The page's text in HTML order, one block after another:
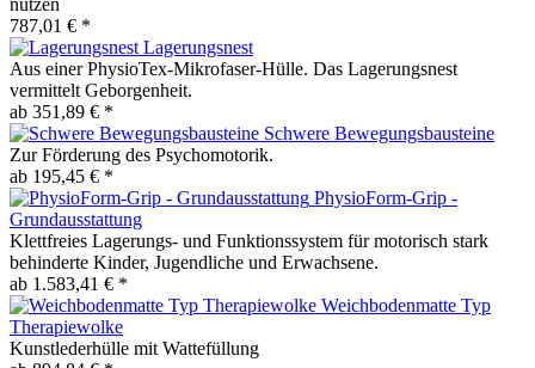
nutzen
787,01 € *
Lagerungsnest
Aus einer PhysioTex-Mikrofaser-Hülle. Das Lagerungsnest
vermittelt Geborgenheit.
ab 351,89 € *
Schwere Bewegungsbausteine
Zur Förderung des Psychomotorik.
ab 195,45 € *
PhysioForm-Grip -
Grundausstattung
Klettfreies Lagerungs- und Funktionssystem für motorisch stark
behinderte Kinder, Jugendliche und Erwachsene.
ab 1.583,41 € *
Weichbodenmatte Typ
Therapiewolke
Kunstlederhülle mit Wattefüllung